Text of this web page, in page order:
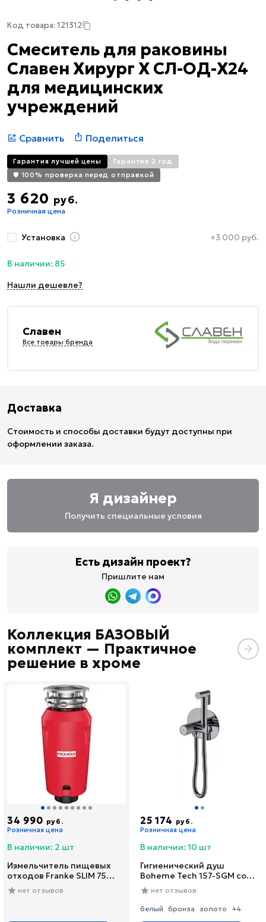
Код товара: 121312
Смеситель для раковины
Славен Хирург Х СЛ-ОД-Х24
для медицинских
учреждений
Сравнить Поделиться
Гарантия лучшей цены
Гарантия 2 год
🛡️ 100% проверка перед отправкой
3 620 руб.
Розничная цена
Установка +3 000 руб.
В наличии: 85
Нашли дешевле?
Славен
Все товары бренда
Доставка
Стоимость и способы доставки будут доступны при
оформлении заказа.
Я дизайнер
Получить специальные условия
Есть дизайн проект?
Пришлите нам
Коллекция БАЗОВЫЙ
комплект — Практичное
решение в хроме
34 990 руб.
Розничная цена
В наличии: 2 шт
Измельчитель пищевых
отходов Franke SLIM 75
(134.0715.096)
нет отзывов
25 174 руб.
Розничная цена
В наличии: 10 шт
Гигиенический душ
Boheme Tech 157-SGM со
смесителем, С
ВНУТРЕННЕЙ ЧАСТЬЮ,
shine gun metal
нет отзывов
белый бронза золото +4